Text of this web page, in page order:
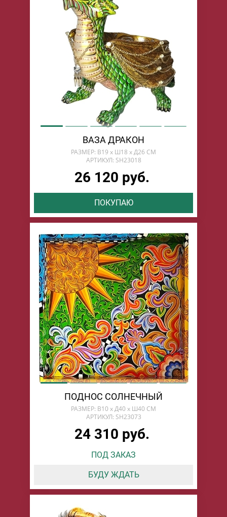
ВАЗА ДРАКОН
РАЗМЕР: В19 х Ш18 х Д26 СМ
АРТИКУЛ: SH23018
26 120 руб.
ПОКУПАЮ
ПОДНОС СОЛНЕЧНЫЙ
РАЗМЕР: В10 х Д40 х Ш40 СМ
АРТИКУЛ: SH23073
24 310 руб.
ПОД ЗАКАЗ
БУДУ ЖДАТЬ